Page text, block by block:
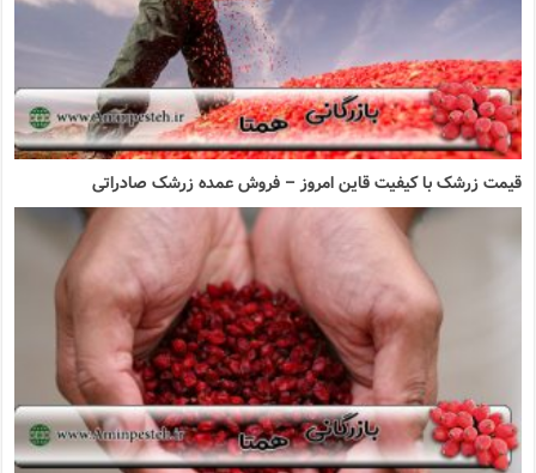
خرید زرشک تازه و خشک خراسان جنوبی در سراسر ایران